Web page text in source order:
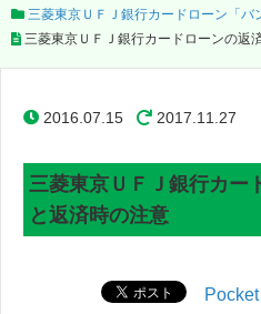
三菱東京ＵＦＪ銀行カードローン「バ
三菱東京ＵＦＪ銀行カードローンの返
2016.07.15 2017.11.27
三菱東京ＵＦＪ銀行カー
と返済時の注意
Pocket